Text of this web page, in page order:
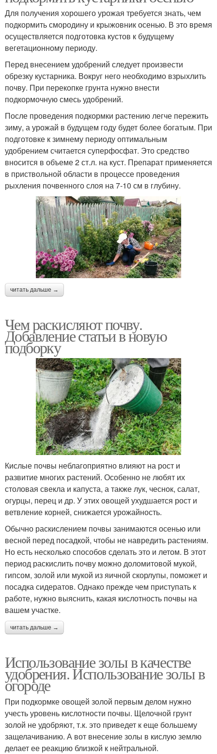
Для получения хорошего урожая требуется знать, чем
подкормить смородину и крыжовник осенью. В это время
осуществляется подготовка кустов к будущему
вегетационному периоду.
Перед внесением удобрений следует произвести
обрезку кустарника. Вокруг него необходимо взрыхлить
почву. При перекопке грунта нужно внести
подкормочную смесь удобрений.
После проведения подкормки растению легче пережить
зиму, а урожай в будущем году будет более богатым. При
подготовке к зимнему периоду оптимальным
удобрением считается суперфосфат. Это средство
вносится в объеме 2 ст.л. на куст. Препарат применяется
в приствольной области в процессе проведения
рыхления почвенного слоя на 7-10 см в глубину.
читать дальше →
Чем раскисляют почву.
Добавление статьи в новую
подборку
Кислые почвы неблагоприятно влияют на рост и
развитие многих растений. Особенно не любят их
столовая свекла и капуста, а также лук, чеснок, салат,
огурцы, перец и др. У этих овощей ухудшается рост и
ветвление корней, снижается урожайность.
Обычно раскислением почвы занимаются осенью или
весной перед посадкой, чтобы не навредить растениям.
Но есть несколько способов сделать это и летом. В этот
период раскислить почву можно доломитовой мукой,
гипсом, золой или мукой из яичной скорлупы, поможет и
посадка сидератов. Однако прежде чем приступать к
работе, нужно выяснить, какая кислотность почвы на
вашем участке.
читать дальше →
Использование золы в качестве
удобрения. Использование золы в
огороде
При подкормке овощей золой первым делом нужно
учесть уровень кислотности почвы. Щелочной грунт
золой не удобряют, т.к. это приведет к еще большему
защелачиванию. А вот внесение золы в кислую землю
делает ее реакцию близкой к нейтральной.